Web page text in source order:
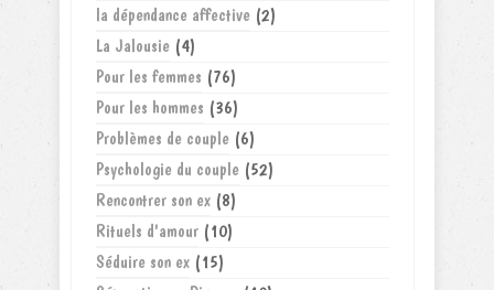
la dépendance affective (2)
La Jalousie (4)
Pour les femmes (76)
Pour les hommes (36)
Problèmes de couple (6)
Psychologie du couple (52)
Rencontrer son ex (8)
Rituels d'amour (10)
Séduire son ex (15)